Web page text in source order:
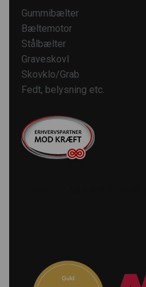
Gummibælter
Bæltemotor
Stålbælter
Graveskovl
Skovklo/Grab
Fedt, belysning etc.